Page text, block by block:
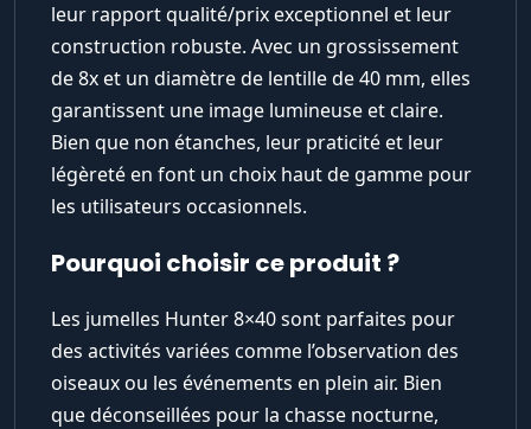
leur rapport qualité/prix exceptionnel et leur
construction robuste. Avec un grossissement
de 8x et un diamètre de lentille de 40 mm, elles
garantissent une image lumineuse et claire.
Bien que non étanches, leur praticité et leur
légèreté en font un choix haut de gamme pour
les utilisateurs occasionnels.
Pourquoi choisir ce produit ?
Les jumelles Hunter 8×40 sont parfaites pour
des activités variées comme l’observation des
oiseaux ou les événements en plein air. Bien
que déconseillées pour la chasse nocturne,